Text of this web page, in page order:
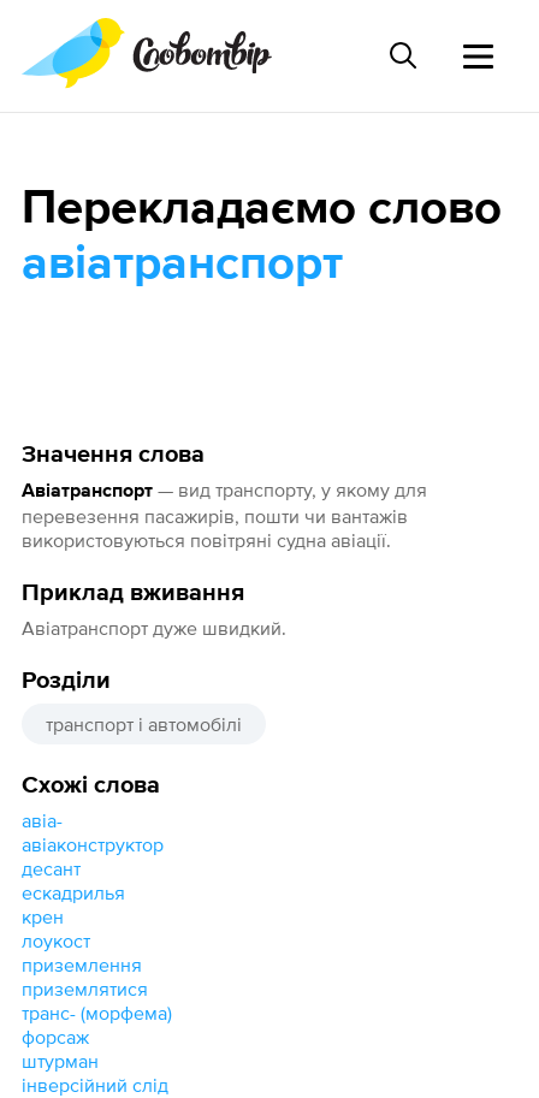
Значення слова
Авіатранспорт— вид транспорту, у якому для
перевезення пасажирів, пошти чи вантажів
використовуються повітряні судна авіації.
Приклад вживання
Авіатранспорт дуже швидкий.
Розділи
транспорт і автомобілі
Схожі слова
авіа-
авіаконструктор
десант
ескадрилья
крен
лоукост
приземлення
приземлятися
транс- (морфема)
форсаж
штурман
інверсійний слід
Перекладаємо слово
авіатранспорт